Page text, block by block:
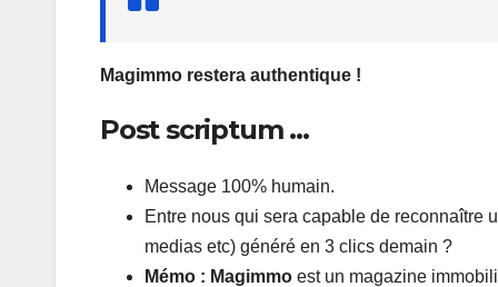
Magimmo restera authentique !
Post scriptum …
Message 100% humain.
Entre nous qui sera capable de reconnaître
medias etc) généré en 3 clics demain ?
Mémo : Magimmo est un magazine